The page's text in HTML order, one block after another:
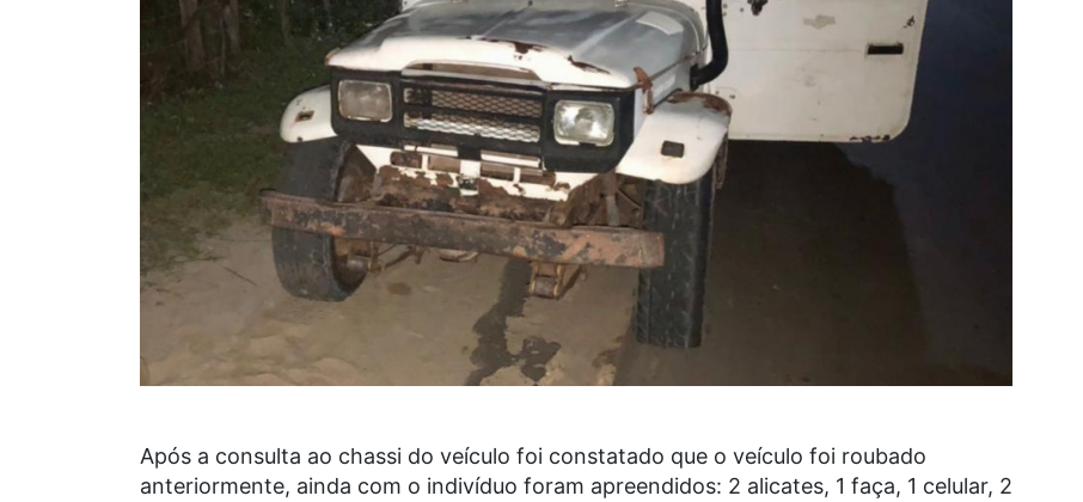
Após a consulta ao chassi do veículo foi constatado que o veículo foi roubado
anteriormente, ainda com o indivíduo foram apreendidos: 2 alicates, 1 faça, 1 celular, 2